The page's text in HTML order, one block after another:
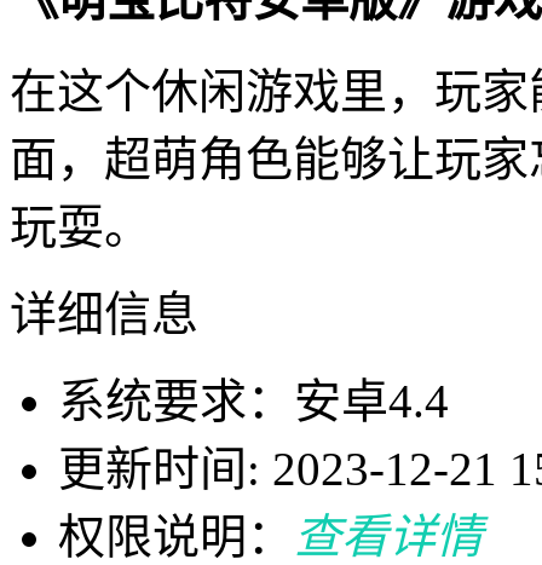
在这个休闲游戏里，玩
面，超萌角色能够让玩
玩耍。
详细信息
系统要求：安卓4.4
更新时间: 2023-12-21
权限说明：
查看详情